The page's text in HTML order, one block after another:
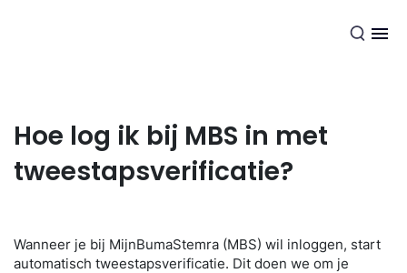
Hoe log ik bij MBS in met
tweestapsverificatie?
Wanneer je bij MijnBumaStemra (MBS) wil inloggen, start
automatisch tweestapsverificatie. Dit doen we om je